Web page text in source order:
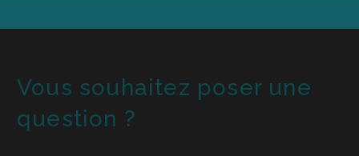
Vous souhaitez poser une
question ?